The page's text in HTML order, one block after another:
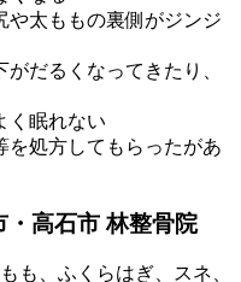
や太ももの裏側がジンジ
だるくなってきたり、
く眠れない
を処方してもらったがあ
高石市 林整骨院
も、ふくらはぎ、スネ、